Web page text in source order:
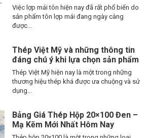
Việc lợp mái tôn hiện nay đã rất phổ biến do
sản phẩm tôn lợp mái đang ngày càng
được...
Thép Việt Mỹ và những thông tin
đáng chú ý khi lựa chọn sản phẩm
Thép Việt Mỹ hiện nay là một trong những
thương hiệu thép khá được ưa chuộng và sử
dụng...
Bảng Giá Thép Hộp 20×100 Đen –
Mạ Kẽm Mới Nhất Hôm Nay